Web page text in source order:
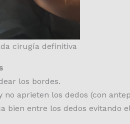
cirugía definitiva
los bordes.
aprieten los dedos (con
bien entre los dedos evitando